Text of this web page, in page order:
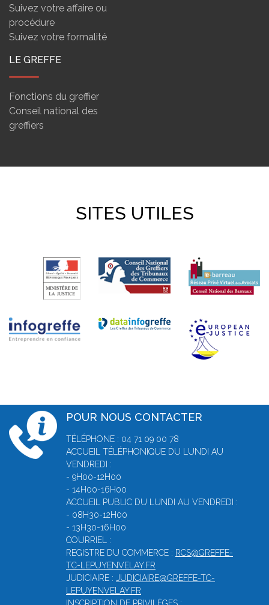
Suivez votre affaire ou
procédure
Suivez votre formalité
LE GREFFE
Fonctions du greffier
Conseil national des
greffiers
SITES UTILES
POUR NOUS CONTACTER
TÉLÉPHONE : 04 71 09 00 78
ACCUEIL TÉLÉPHONIQUE DU LUNDI AU
VENDREDI :
- 9H00-12H00
- 14H00-16H00
ACCUEIL PUBLIC DU LUNDI AU VENDREDI :
- 08H30-12H00
- 13H30-16H00
COURRIEL :
REGISTRE DU COMMERCE : RCS@GREFFE-
TC-LEPUYENVELAY.FR
JUDICIAIRE : JUDICIAIRE@GREFFE-TC-
LEPUYENVELAY.FR